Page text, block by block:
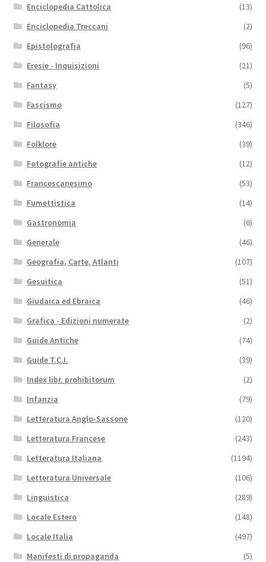
Enciclopedia Cattolica
(13)
Enciclopedia Treccani
(2)
Epistolografia
(96)
Eresie - Inquisizioni
(21)
Fantasy
(5)
Fascismo
(127)
Filosofia
(346)
Folklore
(39)
Fotografie antiche
(12)
Francescanesimo
(53)
Fumettistica
(14)
Gastronomia
(6)
Generale
(46)
Geografia, Carte, Atlanti
(107)
Gesuitica
(51)
Giudaica ed Ebraica
(46)
Grafica - Edizioni numerate
(2)
Guide Antiche
(74)
Guide T.C.I.
(39)
Index libr. prohibitorum
(2)
Infanzia
(79)
Letteratura Anglo-Sassone
(120)
Letteratura Francese
(243)
Letteratura Italiana
(1194)
Letteratura Universale
(106)
Linguistica
(289)
Locale Estero
(148)
Locale Italia
(497)
Manifesti di propaganda
(5)